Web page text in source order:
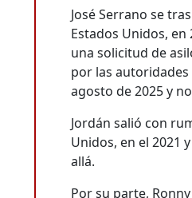
José Serrano se
Estados Unidos,
una solicitud de
por las
agosto de 2025 y
Jordán salió con
Unidos, en el 2021
allá.
Por su parte,